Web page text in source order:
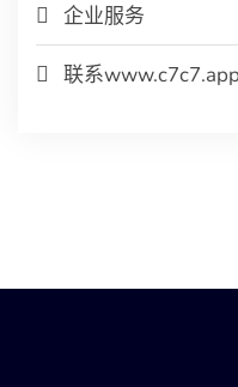
企业服务
联系www.c7c7.app